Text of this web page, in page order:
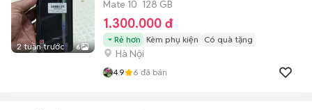
2 tuần trước 6
Mate 10 128 GB
1.300.000 đ
Rẻ hơn Kèm phụ kiện Có quà tặng
Hà Nội
4.9 6 đã bán